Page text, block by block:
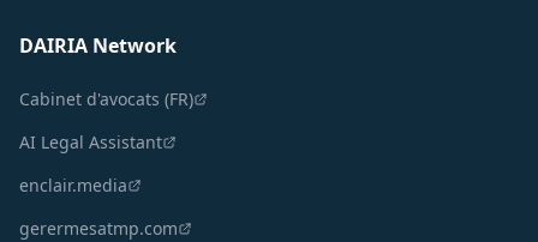
DAIRIA Network
Cabinet d'avocats (FR)
AI Legal Assistant
enclair.media
gerermesatmp.com